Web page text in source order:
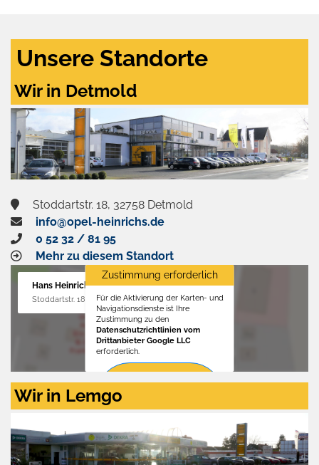
Unsere Standorte
Wir in Detmold
Stoddartstr. 18, 32758 Detmold
info@opel-heinrichs.de
0 52 32 / 81 95
Mehr zu diesem Standort
Hans Heinrichs GmbH
Stoddartstr. 18, 32758 Detmold
Zustimmung erforderlich
Für die Aktivierung der Karten- und
Navigationsdienste ist Ihre
Zustimmung zu den
Datenschutzrichtlinien vom
Drittanbieter Google LLC
erforderlich.
Zustimmen
aktivieren
Wir in Lemgo